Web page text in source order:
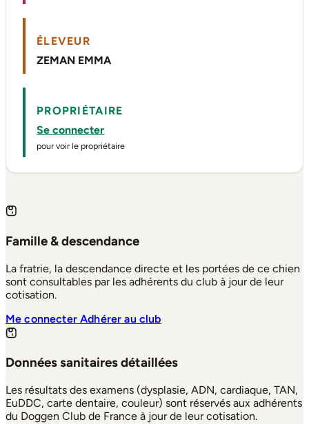
ÉLEVEUR
ZEMAN EMMA
PROPRIÉTAIRE
Se connecter
pour voir le propriétaire
Famille & descendance
La fratrie, la descendance directe et les portées de ce chien
sont consultables par les adhérents du club à jour de leur
cotisation.
Me connecterAdhérer au club
Données sanitaires détaillées
Les résultats des examens (dysplasie, ADN, cardiaque, TAN,
EuDDC, carte dentaire, couleur) sont réservés aux adhérents
du Doggen Club de France à jour de leur cotisation.